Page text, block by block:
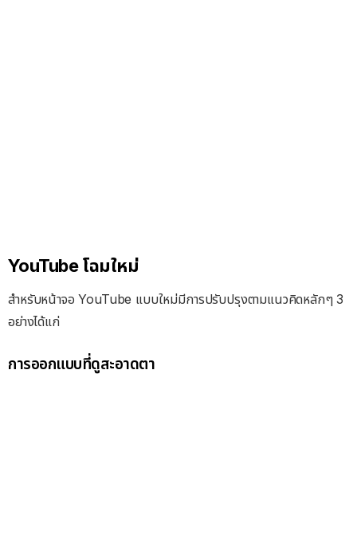
YouTube โฉมใหม่
สำหรับหน้าจอ YouTube แบบใหม่มีการปรับปรุงตามแนวคิดหลักๆ 3
อย่างได้แก่
การออกแบบที่ดูสะอาดตา